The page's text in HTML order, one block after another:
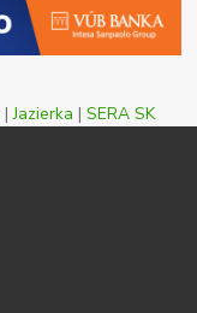
|Jazierka | SERA SK